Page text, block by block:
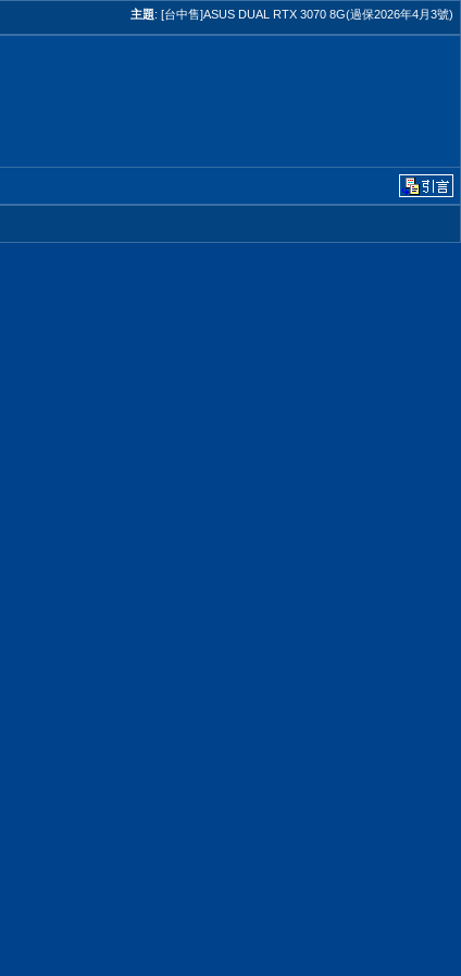
主題: [台中售]ASUS DUAL RTX 3070 8G(過保2026年4月3號)